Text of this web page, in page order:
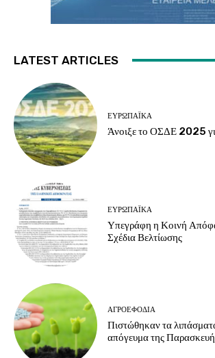
LATEST ARTICLES
ΕΥΡΩΠΑΪΚΆ
Άνοιξε το ΟΣΔΕ 2025
ΕΥΡΩΠΑΪΚΆ
Υπεγράφη η Κοινή
Σχέδια Βελτίωσης
ΑΓΡΟΕΦΌΔΙΑ
Πιστώθηκαν τα
απόγευμα της